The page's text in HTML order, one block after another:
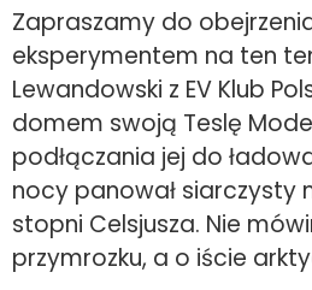
Zapraszamy do
eksperymentem na ten
Lewandowski z EV Klub
domem swoją Teslę
podłączania jej do
nocy panował siarczysty
stopni Celsjusza. Nie
przymrozku, a o iście